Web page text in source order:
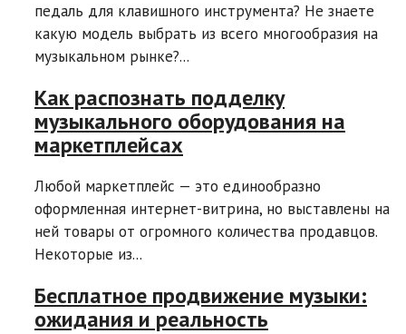
педаль для клавишного инструмента? Не знаете
какую модель выбрать из всего многообразия на
музыкальном рынке?...
Как распознать подделку
музыкального оборудования на
маркетплейсах
Любой маркетплейс — это единообразно
оформленная интернет-витрина, но выставлены на
ней товары от огромного количества продавцов.
Некоторые из...
Бесплатное продвижение музыки:
ожидания и реальность